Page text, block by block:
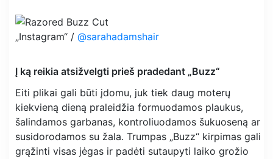
„Instagram“ / @sarahadamshair
Į ką reikia atsižvelgti prieš pradedant „Buzz“
Eiti plikai gali būti įdomu, juk tiek daug moterų
kiekvieną dieną praleidžia formuodamos plaukus,
šalindamos garbanas, kontroliuodamos šukuoseną ar
susidorodamos su žala. Trumpas „Buzz“ kirpimas gali
grąžinti visas jėgas ir padėti sutaupyti laiko grožio